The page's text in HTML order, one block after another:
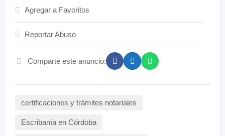
Agregar a Favoritos
Reportar Abuso
Comparte este anuncio:
certificaciones y trámites notariales
Escribanía en Córdoba